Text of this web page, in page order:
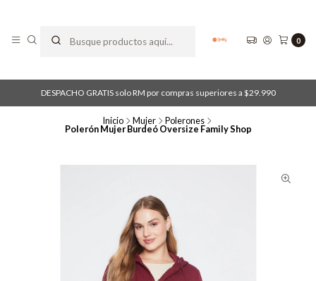
0
DESPACHO GRATIS solo RM por compras superiores a $29.990
Inicio Mujer Polerones
Polerón Mujer Burdeó Oversize Family Shop